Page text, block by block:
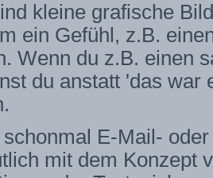
kleine grafische
ein Gefühl, z.B.
Wenn du z.B. einen
du anstatt 'das
E-Mail-
mit dem Konzept